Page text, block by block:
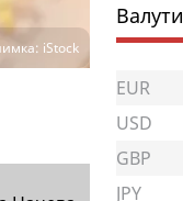
iStock
Валути
EUR
USD
GBP
JPY